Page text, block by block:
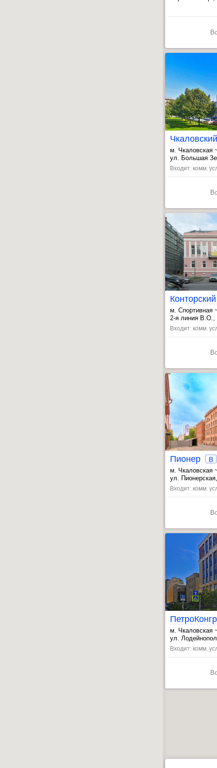
м. Чкаловская
,ул. Большая
Входит: комм.
м. Спортивная
,
, Чкаловская
,
2-я линия В.О.,
Входит: комм.
Пионер B
м. Чкаловская
, Спортивная
ул.
Входит: комм.
м. Чкаловская
,ул.
Входит: комм.